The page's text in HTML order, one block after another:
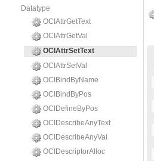
Datatype
OCIAttrGetText
OCIAttrGetVal
OCIAttrSetText
OCIAttrSetVal
OCIBindByName
OCIBindByPos
OCIDefineByPos
OCIDescribeAnyText
OCIDescribeAnyVal
OCIDescriptorAlloc